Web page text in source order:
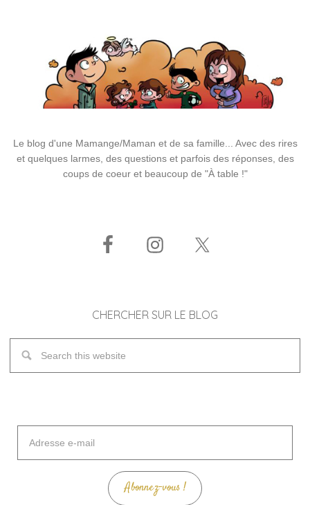
Le blog d'une Mamange/Maman et de sa famille... Avec des rires
et quelques larmes, des questions et parfois des réponses, des
coups de coeur et beaucoup de "À table !"
CHERCHER SUR LE BLOG
mail
Abonnez-vous !